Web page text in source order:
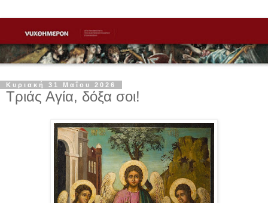
Κυριακή 31 Μαΐου 2026
Τριάς Αγία, δόξα σοι!